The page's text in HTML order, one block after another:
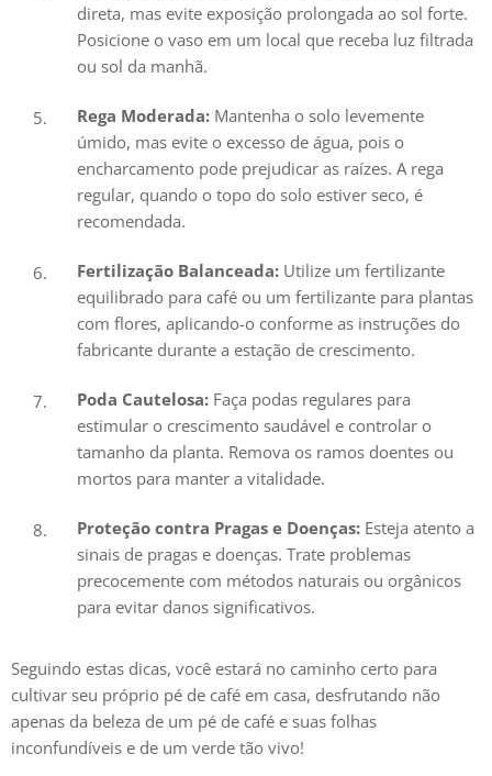
direta, mas evite exposição prolongada ao sol forte.
Posicione o vaso em um local que receba luz filtrada
ou sol da manhã.
Rega Moderada: Mantenha o solo levemente
úmido, mas evite o excesso de água, pois o
encharcamento pode prejudicar as raízes. A rega
regular, quando o topo do solo estiver seco, é
recomendada.
Fertilização Balanceada: Utilize um fertilizante
equilibrado para café ou um fertilizante para plantas
com flores, aplicando-o conforme as instruções do
fabricante durante a estação de crescimento.
Poda Cautelosa: Faça podas regulares para
estimular o crescimento saudável e controlar o
tamanho da planta. Remova os ramos doentes ou
mortos para manter a vitalidade.
Proteção contra Pragas e Doenças: Esteja atento a
sinais de pragas e doenças. Trate problemas
precocemente com métodos naturais ou orgânicos
para evitar danos significativos.
Seguindo estas dicas, você estará no caminho certo para
cultivar seu próprio pé de café em casa, desfrutando não
apenas da beleza de um pé de café e suas folhas
inconfundíveis e de um verde tão vivo!